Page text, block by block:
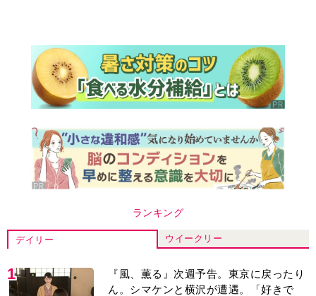
ランキング
デイリー ウイークリー
1
『風、薫る』次週予告。東京に戻ったり
ん。シマケンと横沢が遭遇。「好きで